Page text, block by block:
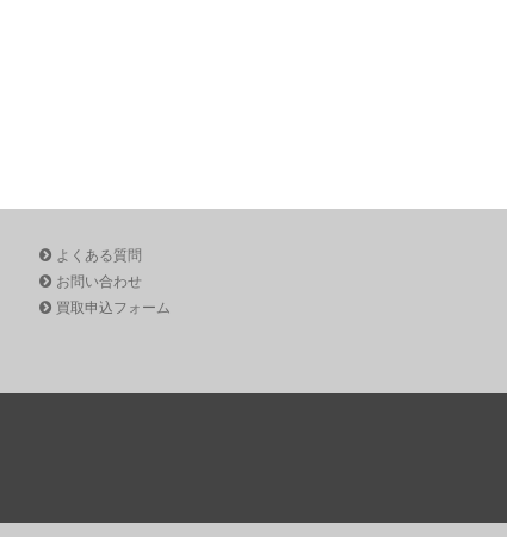
よくある質問
お問い合わせ
買取申込フォーム